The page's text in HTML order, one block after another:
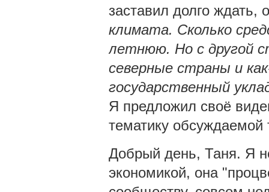
заставил долго ждать,
климата. Сколько
летнюю. Но с другой
северные страны и
государственный
Я предложил своё
тематику
Добрый день, Таня. Я
экономикой, она